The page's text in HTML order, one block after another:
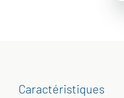
Caractéristiques